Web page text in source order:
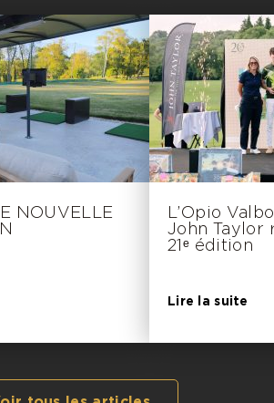
NOUVELLE
L’Opio
John Taylor
21ᵉ édition
Lire la suite